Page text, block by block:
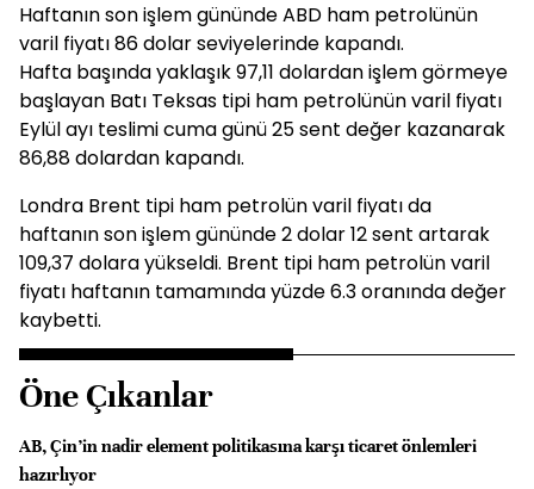
Haftanın son işlem gününde ABD ham petrolünün
varil fiyatı 86 dolar seviyelerinde kapandı.
Hafta başında yaklaşık 97,11 dolardan işlem görmeye
başlayan Batı Teksas tipi ham petrolünün varil fiyatı
Eylül ayı teslimi cuma günü 25 sent değer kazanarak
86,88 dolardan kapandı.
Londra Brent tipi ham petrolün varil fiyatı da
haftanın son işlem gününde 2 dolar 12 sent artarak
109,37 dolara yükseldi. Brent tipi ham petrolün varil
fiyatı haftanın tamamında yüzde 6.3 oranında değer
kaybetti.
Öne Çıkanlar
AB, Çin’in nadir element politikasına karşı ticaret önlemleri
hazırlıyor